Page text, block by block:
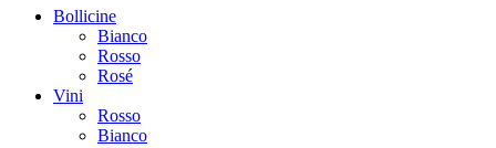
Bollicine
Bianco
Rosso
Rosé
Vini
Rosso
Bianco